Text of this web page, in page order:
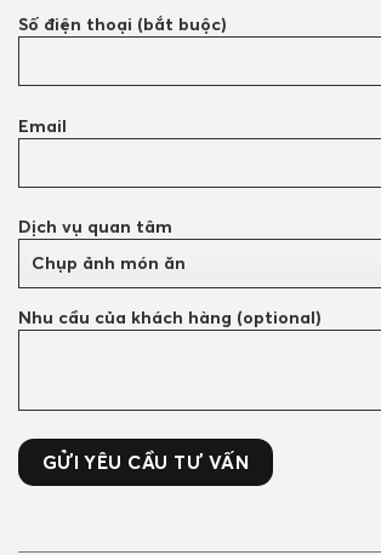
Số điện thoại (bắt buộc)
Email
Dịch vụ quan tâm
Nhu cầu của khách hàng (optional)